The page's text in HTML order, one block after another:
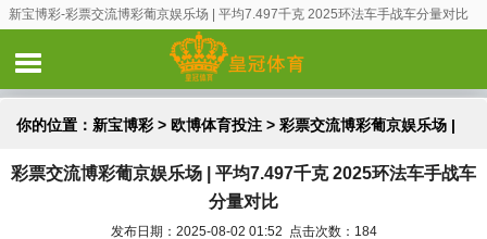
新宝博彩-彩票交流博彩葡京娱乐场 | 平均7.497千克 2025环法车手战车分量对比
你的位置： 新宝博彩 > 欧博体育投注 > 彩票交流博彩葡京娱乐场 |
平均7.497千克 2025环法车手战车分量对比
彩票交流博彩葡京娱乐场 | 平均7.497千克 2025环法车手战车
分量对比
发布日期：2025-08-02 01:52 点击次数：184